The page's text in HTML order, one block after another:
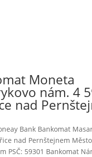
Moneta
nám. 4
nad
Bank Bankomat
nad Pernštejnem
PSČ: 59301 Bankomat